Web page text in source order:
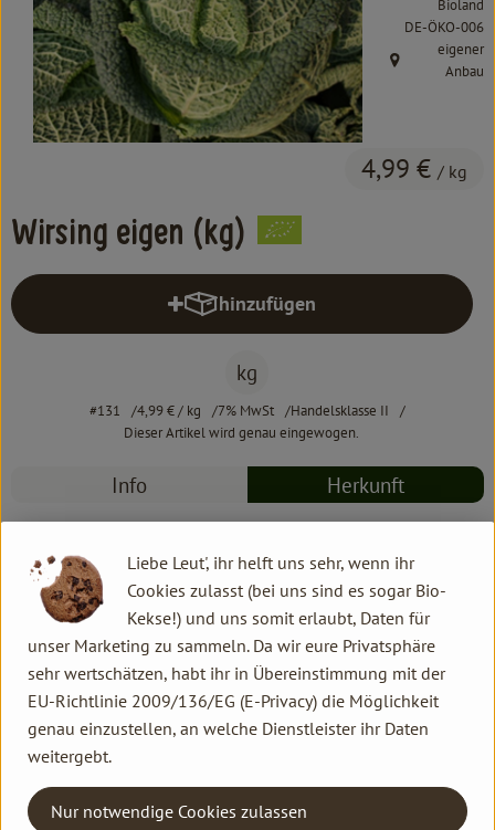
Kochen & Backen
Süß & Pikant
Getränke
Einkaufen
Aktuelles
Wirsing eigen (kg)
4,99 € / kg
Bioland
, Kontrollstelle:
DE-ÖKO-006
, Herkunft:
eigener
Anbau
hinzufügen
Produkt zum Warenkorb
kg
#131 4,99 €/ kg 7% MwSt
Handelsklasse II
Dieser Artikel wird genau eingewogen.
Info Herkunft
Produktinformationen
Herkunft
eigener Anbau
Liebe Leut', ihr helft uns sehr, wenn ihr
Cookies zulasst (bei uns sind es sogar Bio-
Kekse!) und uns somit erlaubt, Daten für
unser Marketing zu sammeln. Da wir eure Privatsphäre
sehr wertschätzen, habt ihr in Übereinstimmung mit der
EU-Richtlinie 2009/136/EG (E-Privacy) die Möglichkeit
genau einzustellen, an welche Dienstleister ihr Daten
weitergebt.
Nur notwendige Cookies zulassen